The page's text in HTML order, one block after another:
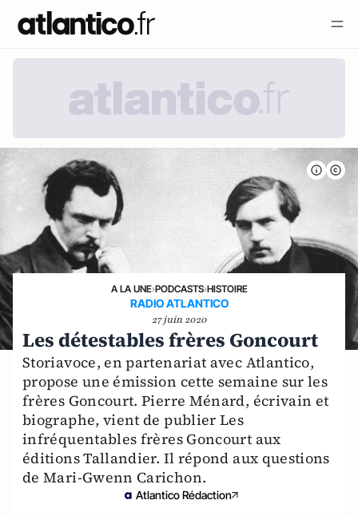
A LA UNE›PODCASTS›HISTOIRE
RADIO ATLANTICO
27 juin 2020
Les détestables frères Goncourt
Storiavoce, en partenariat avec Atlantico,
propose une émission cette semaine sur les
frères Goncourt. Pierre Ménard, écrivain et
biographe, vient de publier Les
infréquentables frères Goncourt aux
éditions Tallandier. Il répond aux questions
de Mari-Gwenn Carichon.
Atlantico Rédaction